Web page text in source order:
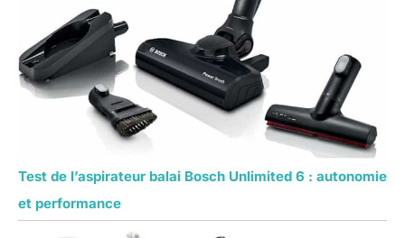
Test de l’aspirateur balai Bosch Unlimited 6 : autonomie
et performance